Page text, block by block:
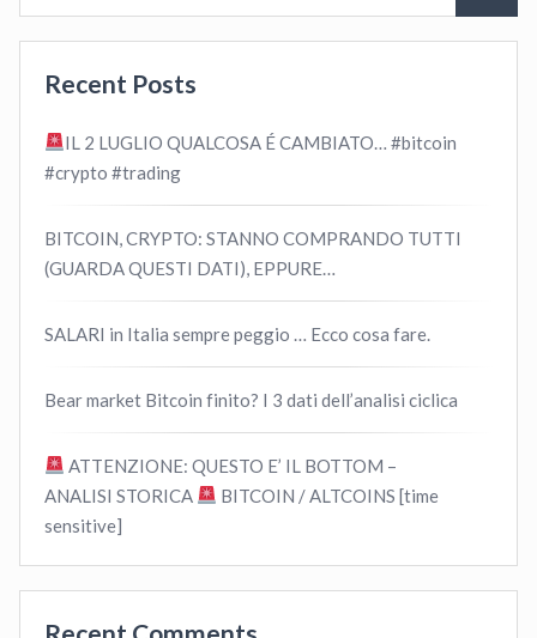
Recent Posts
IL 2 LUGLIO QUALCOSA É CAMBIATO… #bitcoin
#crypto #trading
BITCOIN, CRYPTO: STANNO COMPRANDO TUTTI
(GUARDA QUESTI DATI), EPPURE…
SALARI in Italia sempre peggio … Ecco cosa fare.
Bear market Bitcoin finito? I 3 dati dell’analisi ciclica
ATTENZIONE: QUESTO E’ IL BOTTOM –
ANALISI STORICA
BITCOIN / ALTCOINS [time
sensitive]